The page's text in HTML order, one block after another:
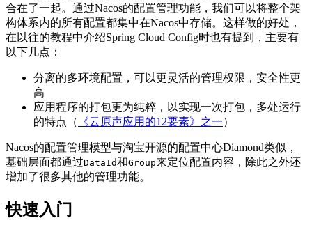
合在了一起。通过Nacos的配置管理功能，我们可以将整个架
构体系内的所有配置都集中在Nacos中存储。这样做的好处，
在以往的教程中介绍Spring Cloud Config时也有提到，主要有
以下几点：
分离的多环境配置，可以更灵活的管理权限，安全性更
高
应用程序的打包更为纯粹，以实现一次打包，多处运行
的特点（
《云原声应用的12要素》之一）
Nacos的配置管理模型与淘宝开源的配置中心Diamond类似，
基础层面都通过DataId和Group来定位配置内容，除此之外还
增加了很多其他的管理功能。
快速入门